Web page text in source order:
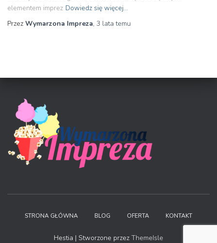
elementem imprez Dowiedz się więcej…
Przez Wymarzona Impreza, 3 lata temu
STRONA GŁÓWNA BLOG OFERTA KONTAKT
Hestia | Stworzone przez ThemeIsle